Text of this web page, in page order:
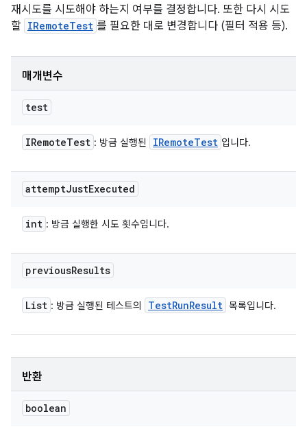
재시도를 시도해야 하는지 여부를 결정합니다. 또한 다시 시도
할 IRemoteTest 를 필요한 대로 변경합니다 (필터 적용 등).
매개변수
test
IRemoteTest : 방금 실행된 IRemoteTest 입니다.
attemptJustExecuted
int : 방금 실행한 시도 횟수입니다.
previousResults
List : 방금 실행된 테스트의 TestRunResult 목록입니다.
반환
boolean